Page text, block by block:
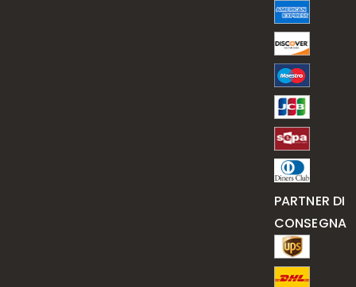
PARTNER DI
CONSEGNA